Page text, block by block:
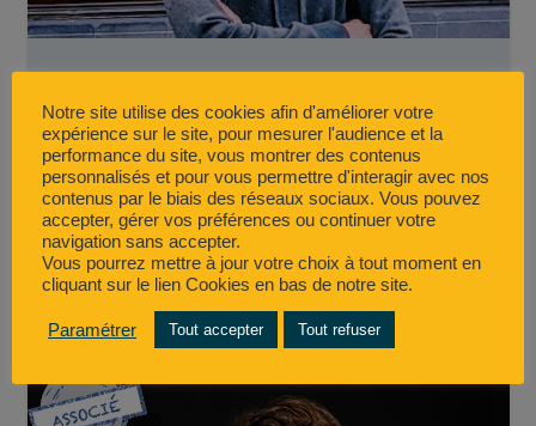
Paul BATISTE
Electricien
EN SAVOIR PLUS
Notre site utilise des cookies afin d'améliorer votre
expérience sur le site, pour mesurer l'audience et la
performance du site, vous montrer des contenus
personnalisés et pour vous permettre d'interagir avec nos
contenus par le biais des réseaux sociaux. Vous pouvez
accepter, gérer vos préférences ou continuer votre
navigation sans accepter.
Vous pourrez mettre à jour votre choix à tout moment en
cliquant sur le lien Cookies en bas de notre site.
Paramétrer Tout accepter Tout refuser